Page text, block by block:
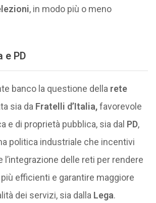
, in modo più o meno
e PD
banco la questione della rete
sia da Fratelli d’Italia,favorevole
e di proprietà pubblica, sia dal PD,
politica industriale che incentivi
l’integrazione delle reti per rendere
efficienti e garantire maggiore
dei servizi, sia dalla Lega.